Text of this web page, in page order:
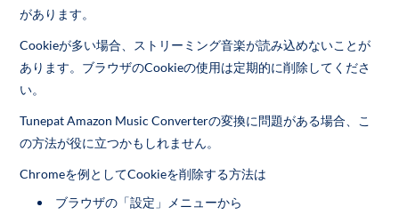
があります。
Cookieが多い場合、ストリーミング音楽が読み込めないことが
あります。ブラウザのCookieの使用は定期的に削除してくださ
い。
Tunepat Amazon Music Converterの変換に問題がある場合、こ
の方法が役に立つかもしれません。
Chromeを例としてCookieを削除する方法は
ブラウザの「設定」メニューから